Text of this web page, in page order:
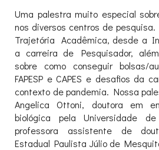
Uma palestra muito especial
nos diversos centros de
Trajetória Acadêmica, desde a
a carreira de Pesquisador,
sobre como conseguir bolsas/
FAPESP e CAPES e desafios da
contexto de pandemia. Nossa
Angelica Ottoni, doutora em
biológica pela Universidade
professora assistente de
Estadual Paulista Júlio de